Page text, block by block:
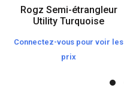
Rogz Semi-étrangleur
Utility Turquoise
Connectez-vous pour voir les
prix